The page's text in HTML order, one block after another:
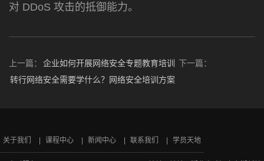
对 DDoS 攻击的抵御能力。
上一篇： 企业如何开展网络安全专题教育培训
下一篇：
转行网络安全需要学什么？网络安全培训方案
关于我们 课程中心 新闻中心 联系我们 学员天地